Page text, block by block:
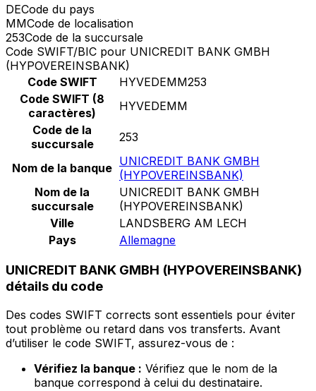
DECode du pays
MMCode de localisation
253Code de la succursale
Code SWIFT/BIC pour UNICREDIT BANK GMBH
(HYPOVEREINSBANK)
Code SWIFT
HYVEDEMM253
Code SWIFT (8
caractères)
HYVEDEMM
Code de la
succursale
253
Nom de la banque UNICREDIT BANK GMBH
(HYPOVEREINSBANK)
Nom de la
succursale
UNICREDIT BANK GMBH
(HYPOVEREINSBANK)
Ville
LANDSBERG AM LECH
Pays
Allemagne
UNICREDIT BANK GMBH (HYPOVEREINSBANK)
détails du code
Des codes SWIFT corrects sont essentiels pour éviter
tout problème ou retard dans vos transferts. Avant
d’utiliser le code SWIFT, assurez-vous de :
Vérifiez la banque : Vérifiez que le nom de la
banque correspond à celui du destinataire.